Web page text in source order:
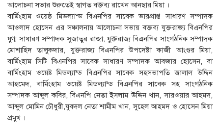
আলোচনা সভার শুরুতেই স্বাগত বক্তব্য রাখেন আনছার মিয়া ।
বার্মিংহাম ওয়েষ্ঠ মিডল্যান্ড বিএনপির সাবেক ভারপ্রাপ্ত সাধারণ সম্পাদক
আওলাদ হোসেন এর সঞ্চালনায় আলোচনা সভায় বক্তব্য যুক্তরাজ্য বিএনপির
যুগ্ম সাধারণ সম্পাদক সুজাতুর রাজা, যুক্তরাজ্য বিএনপির সাংগঠনিক সম্পাদক
মোশাহিদ তালুকদার, যুক্তরাজ্য বিএনপির উপদেষ্টা কাজী আংগুর মিয়া,
বার্মিংহাম সিটি বিএনপির সাবেক সাধারণ সম্পাদক আবজার হোসেন, বা
বার্মিংহাম ওয়েষ্ট মিডল্যান্ড বিএনপির সাবেক সহসভাপতি জালাল উদ্দিন
আহমেদ, বার্মিংহাম ওয়েষ্ট মিডল্যান্ড বিএনপির সাবেক সহ সাংগঠনিক
সম্পাদক আব্দুল কবির, বিএনপি নেতা ইসলাম উদ্দিন খান, সারওয়ার আহমদ,
আব্দুল মোমিন চৌধুরী,যুবদল নেতা শামীম খান, সুহেল আহমদ ও হোসেন মিয়া
প্রমুখ ।